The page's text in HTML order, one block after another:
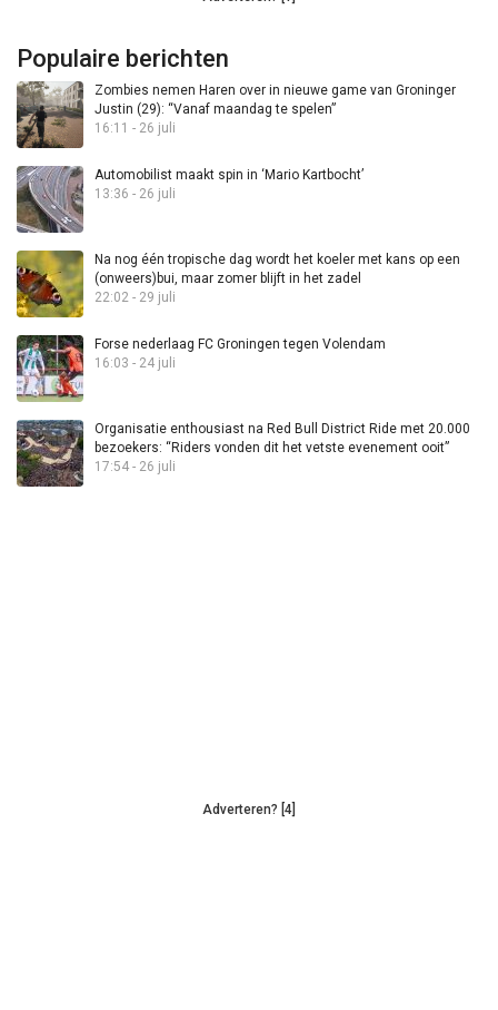
Populaire berichten
Zombies nemen Haren over in nieuwe game van Groninger
Justin (29): “Vanaf maandag te spelen”
16:11 - 26 juli
Automobilist maakt spin in ‘Mario Kartbocht’
13:36 - 26 juli
Na nog één tropische dag wordt het koeler met kans op een
(onweers)bui, maar zomer blijft in het zadel
22:02 - 29 juli
Forse nederlaag FC Groningen tegen Volendam
16:03 - 24 juli
Organisatie enthousiast na Red Bull District Ride met 20.000
bezoekers: “Riders vonden dit het vetste evenement ooit”
17:54 - 26 juli
Adverteren? [4]